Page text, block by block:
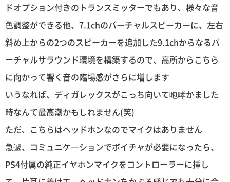
ドオプション付きのトランスミッターでもあり、様々な音
色調整ができる他、7.1chのバーチャルスピーカーに、左右
斜め上からの2つのスピーカーを追加した9.1chからなるバ
ーチャルサラウンド環境を構築するので、高所からこちら
に向かって響く音の臨場感がさらに増します
いうなれば、ディガレックスがこっち向いて咆哮かました
時なんて最高潮かもしれません(笑)
ただ、こちらはヘッドホンなのでマイクはありません
急遽、コミュニケ―ションでボイチャが必要になったら、
PS4付属の純正イヤホンマイクをコントローラーに挿し